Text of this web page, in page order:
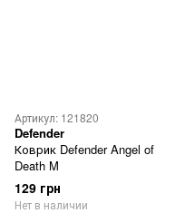
Артикул: 121820
Defender
Коврик Defender Angel of
Death M
129 грн
Нет в наличии